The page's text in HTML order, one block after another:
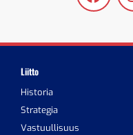
Liitto
Historia
Strategia
Vastuullisuus